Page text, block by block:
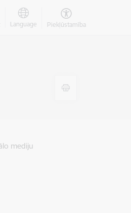
Language Piekļūstamība
mediju